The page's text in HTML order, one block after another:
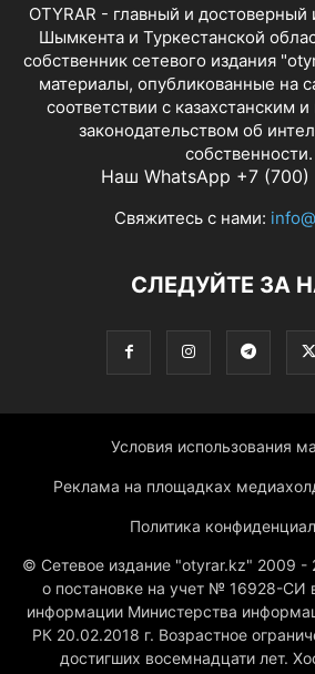
OTYRAR - главный и достоверный
Шымкента и Туркестанской
собственник сетевого издания
материалы, опубликованные на
соответствии с казахстанским
законодательством об
собственности.
Наш WhatsApp +7 (700)
Свяжитесь с нами:
СЛЕДУЙТЕ ЗА
Условия использования
Реклама на площадках
Политика
© Сетевое издание "otyrar.kz" 2009 -
о постановке на учет № 16928-СИ
информации Министерства
РК 20.02.2018 г. Возрастное
достигших восемнадцати лет.